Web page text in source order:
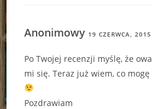
Anonimowy 19 CZERWCA, 2015
Po Twojej recenzji myślę, że
mi się. Teraz już wiem, co
Pozdrawiam